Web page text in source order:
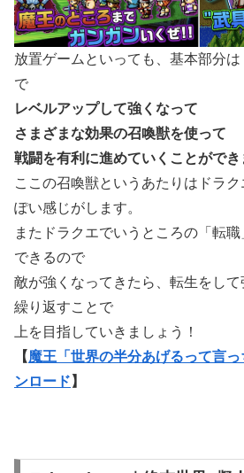
放置ゲームといっても、基本部分
で
レベルアップして強くなって
さまざまな効果の召喚獣を使って
戦闘を有利に進めていくことができ
ここの召喚獣というあたりはドラ
ぽい感じがします。
またドラクエでいうところの「転
できるので
敵が強くなってきたら、転生をし
繰り返すことで
上を目指していきましょう！
【魔王「世界の半分あげるって言
ンロード 】